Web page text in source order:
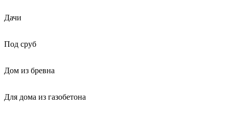
Дачи
Под сруб
Дом из бревна
Для дома из газобетона